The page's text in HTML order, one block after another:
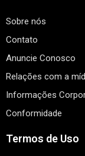
Sobre nós
Contato
Anuncie Conosco
Relações com a
Informações
Conformidade
Termos de Uso